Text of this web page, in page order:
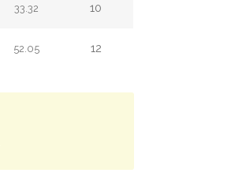
33.32 10
52.05 12